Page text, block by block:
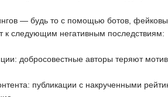
— будь то с помощью ботов,
к следующим негативным последствиям:
добросовестные авторы теряют
публикации с накрученными